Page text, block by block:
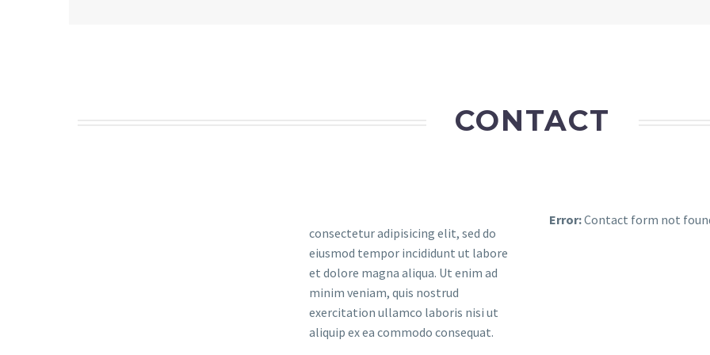
CONTACT
consectetur adipisicing elit, sed do
eiusmod tempor incididunt ut labore
et dolore magna aliqua. Ut enim ad
minim veniam, quis nostrud
exercitation ullamco laboris nisi ut
aliquip ex ea commodo consequat.
Error:Contact form not